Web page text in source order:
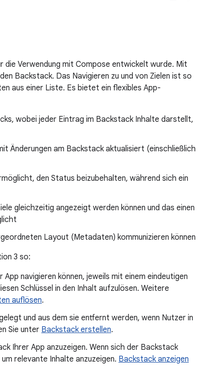
Verwendung mit Compose entwickelt wurde. Mit
Backstack. Das Navigieren zu und von Zielen ist so
aus einer Liste. Es bietet ein flexibles App-
wobei jeder Eintrag im Backstack Inhalte darstellt,
Änderungen am Backstack aktualisiert (einschließlich
den Status beizubehalten, während sich ein
gleichzeitig angezeigt werden können und das einen
Layout (Metadaten) kommunizieren können
3 so:
navigieren können, jeweils mit einem eindeutigen
Schlüssel in den Inhalt aufzulösen. Weitere
auflösen.
und aus dem sie entfernt werden, wenn Nutzer in
Sie unter Backstack erstellen.
Ihrer App anzuzeigen. Wenn sich der Backstack
relevante Inhalte anzuzeigen. Backstack anzeigen